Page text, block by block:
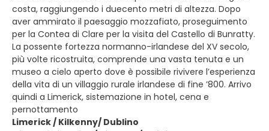
costa, raggiungendo i duecento metri di altezza. Dopo
aver ammirato il paesaggio mozzafiato, proseguimento
per la Contea di Clare per la visita del Castello di Bunratty.
La possente fortezza normanno-irlandese del XV secolo,
più volte ricostruita, comprende una vasta tenuta e un
museo a cielo aperto dove è possibile rivivere l’esperienza
della vita di un villaggio rurale irlandese di fine ’800. Arrivo
quindi a Limerick, sistemazione in hotel, cena e
pernottamento
Limerick / Kilkenny/ Dublino